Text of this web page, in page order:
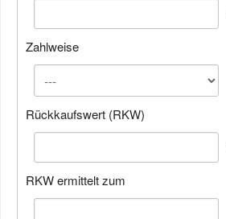
Zahlweise
Rückkaufswert (RKW)
RKW ermittelt zum